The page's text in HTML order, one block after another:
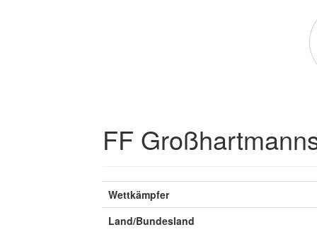
FF
Wettkämpfer
Land/Bundesland